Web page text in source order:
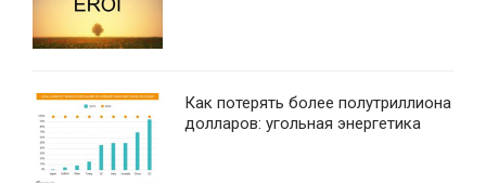
Как потерять более полутриллиона
долларов: угольная энергетика